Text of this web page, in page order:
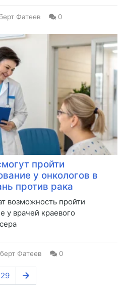
Фатеев 0
пройти
у онкологов в
против рака
возможность пройти
у врачей краевого
Фатеев 0
29